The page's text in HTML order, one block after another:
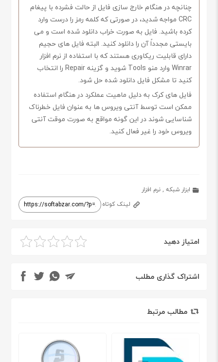
چنانچه در هنگام خارج سازی فایل از حالت فشرده با پیغام
CRC مواجه شدید، در صورتی که کلمه رمز را درست وارد
کرده باشید. فایل به صورت خراب دانلود شده است و می
بایستی مجدداً آن را دانلود کنید. البته فایل های حجیم
دارای قابلیت ریکاوری هستند که با استفاده از نرم افزار
Winrar وارد منو Tools شوید و گزینه Repair را انتخاب
کنید تا مشکل فایل دانلود شده حل شود.
فایل های کرک به دلیل ماهیت عملکرد در هنگام استفاده
ممکن است توسط آنتی ویروس ها به عنوان فایل خطرناک
شناسایی شوند در این گونه مواقع به صورت موقت آنتی
ویروس خود را غیر فعال کنید.
ابزار شبکه ,نرم افزار
لینک کوتاه
امتیاز دهید
اشتراک گذاری مطلب
مطالب مرتبط